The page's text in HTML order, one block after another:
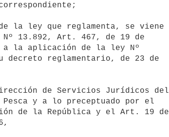
13.892, Art. 467, de 19 de
a la aplicación de la ley Nº
decreto reglamentario, de 23 de
y a lo preceptuado por el
de la República y el Art. 19 de